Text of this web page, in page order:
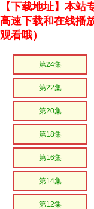
【下载地址】本
高速下载和在线播
观看哦）
第24集
第22集
第20集
第18集
第16集
第14集
第12集